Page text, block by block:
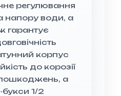
регулювання
напору води, а
гарантує
корпус
до корозії
пошкоджень, а
букси 1/2